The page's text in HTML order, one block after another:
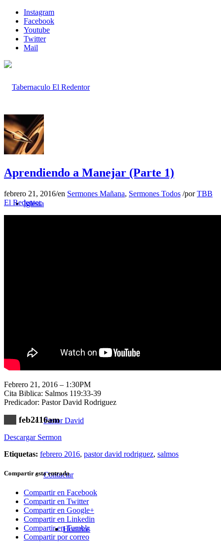
Instagram
Facebook
Youtube
Twitter
Mail
Inicio
Iglesia
Pastor David
Contactar
Horarios
Aprendiendo a Manejar (Parte 1)
febrero 21, 2016/en Sermones Mañana, Sermones Todos /porTBB
El Redentor
Febrero 21, 2016 – 1:30PM
Cita Biblica: Salmos 119:33-39
Predicador: Pastor David Rodriguez
feb2116am
Descargar Sermon
Etiquetas: febrero 2016, pastor david rodriguez, salmos
Compartir esta entrada
Compartir en Facebook
Compartir en Twitter
Compartir en Google+
Compartir en Linkedin
Compartir en Tumblr
Compartir por correo